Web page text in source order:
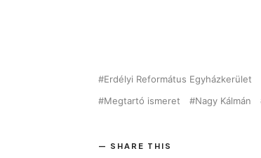
Erdélyi Református Egyházkerület
Megtartó ismeret
Nagy Kálmán
SHARE THIS